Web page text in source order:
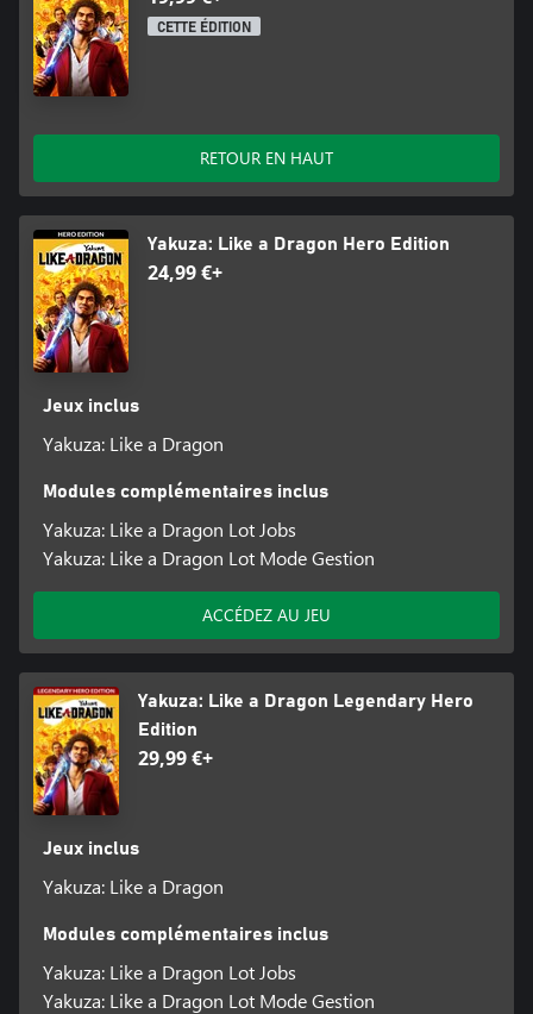
CETTE ÉDITION
RETOUR EN HAUT
Yakuza: Like a Dragon Hero Edition
24,99 €+
Jeux inclus
Yakuza: Like a Dragon
Modules complémentaires inclus
Yakuza: Like a Dragon Lot Jobs
Yakuza: Like a Dragon Lot Mode Gestion
ACCÉDEZ AU JEU
Yakuza: Like a Dragon Legendary Hero
Edition
29,99 €+
Jeux inclus
Yakuza: Like a Dragon
Modules complémentaires inclus
Yakuza: Like a Dragon Lot Jobs
Yakuza: Like a Dragon Lot Mode Gestion